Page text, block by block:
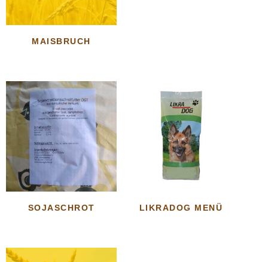
MAISBRUCH
SOJASCHROT LIKRADOG MENÜ